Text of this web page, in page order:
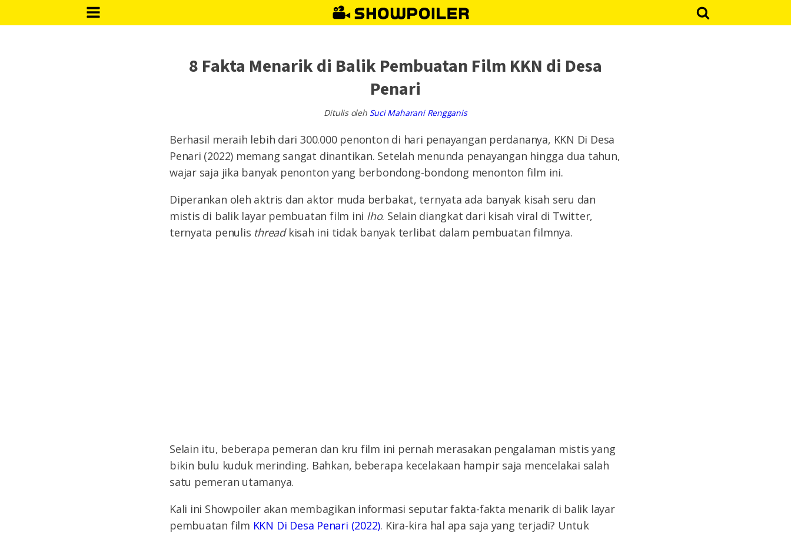
8 Fakta Menarik di Balik Pembuatan Film KKN di Desa
Penari
Ditulis oleh Suci Maharani Rengganis
Berhasil meraih lebih dari 300.000 penonton di hari penayangan perdananya, KKN Di Desa
Penari (2022) memang sangat dinantikan. Setelah menunda penayangan hingga dua tahun,
wajar saja jika banyak penonton yang berbondong-bondong menonton film ini.
Diperankan oleh aktris dan aktor muda berbakat, ternyata ada banyak kisah seru dan
mistis di balik layar pembuatan film ini lho. Selain diangkat dari kisah viral di Twitter,
ternyata penulis thread kisah ini tidak banyak terlibat dalam pembuatan filmnya.
Selain itu, beberapa pemeran dan kru film ini pernah merasakan pengalaman mistis yang
bikin bulu kuduk merinding. Bahkan, beberapa kecelakaan hampir saja mencelakai salah
satu pemeran utamanya.
Kali ini Showpoiler akan membagikan informasi seputar fakta-fakta menarik di balik layar
pembuatan film KKN Di Desa Penari (2022). Kira-kira hal apa saja yang terjadi? Untuk